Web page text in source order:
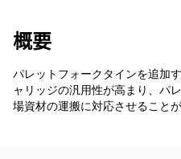
概要
パレットフォークタインを追加
ャリッジの汎用性が高まり、パ
場資材の運搬に対応させることが